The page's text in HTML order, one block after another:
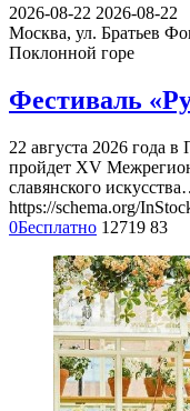
2026-08-22 2026-08-22
Москва, ул. Братьев
Поклонной горе
Фестиваль
22 августа 2026 года
пройдет XV
славянского
https://schema.org/
0Бесплатно 12719 83